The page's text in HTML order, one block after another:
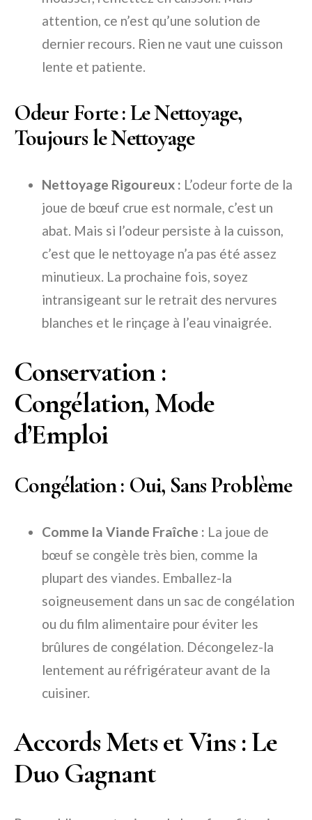
attention, ce n’est qu’une solution de
dernier recours. Rien ne vaut une cuisson
lente et patiente.
Odeur Forte : Le Nettoyage,
Toujours le Nettoyage
Nettoyage Rigoureux : L’odeur forte de la
joue de bœuf crue est normale, c’est un
abat. Mais si l’odeur persiste à la cuisson,
c’est que le nettoyage n’a pas été assez
minutieux. La prochaine fois, soyez
intransigeant sur le retrait des nervures
blanches et le rinçage à l’eau vinaigrée.
Conservation :
Congélation, Mode
d’Emploi
Congélation : Oui, Sans Problème
Comme la Viande Fraîche : La joue de
bœuf se congèle très bien, comme la
plupart des viandes. Emballez-la
soigneusement dans un sac de congélation
ou du film alimentaire pour éviter les
brûlures de congélation. Décongelez-la
lentement au réfrigérateur avant de la
cuisiner.
Accords Mets et Vins : Le
Duo Gagnant